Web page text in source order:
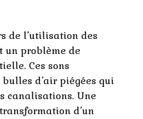
de l’utilisation des
un problème de
Ces sons
d’air piégées qui
canalisations. Une
d’un